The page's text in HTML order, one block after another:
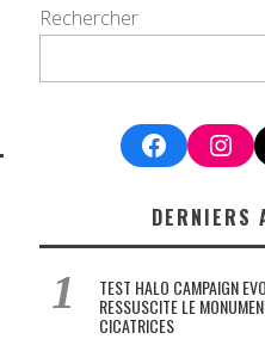
Rechercher
Facebook
DERNIERS
TEST HALO CAMPAIGN
RESSUSCITE LE
CICATRICES